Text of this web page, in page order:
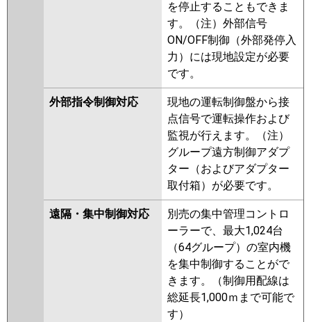
を停止することもできま
す。（注）外部信号
ON/OFF制御（外部発停入
力）には現地設定が必要
です。
外部指令制御対応
現地の運転制御盤から接
点信号で運転操作および
監視が行えます。（注）
グループ遠方制御アダプ
ター（およびアダプター
取付箱）が必要です。
遠隔・集中制御対応
別売の集中管理コントロ
ーラーで、最大1,024台
（64グループ）の室内機
を集中制御することがで
きます。（制御用配線は
総延長1,000ｍまで可能で
す）